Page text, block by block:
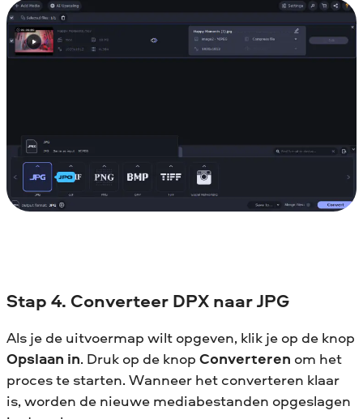
Stap 4. Converteer DPX naar JPG
Als je de uitvoermap wilt opgeven, klik je op de knop
Opslaan in. Druk op de knop Converteren om het
proces te starten. Wanneer het converteren klaar
is, worden de nieuwe mediabestanden opgeslagen